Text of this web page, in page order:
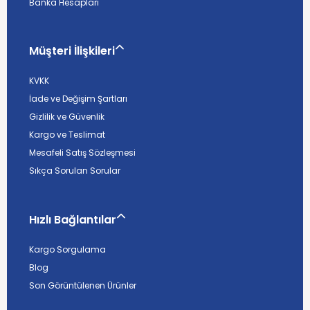
Müşteri İlişkileri
KVKK
İade ve Değişim Şartları
Gizlilik ve Güvenlik
Kargo ve Teslimat
Mesafeli Satış Sözleşmesi
Sıkça Sorulan Sorular
Hızlı Bağlantılar
Kargo Sorgulama
Blog
Son Görüntülenen Ürünler